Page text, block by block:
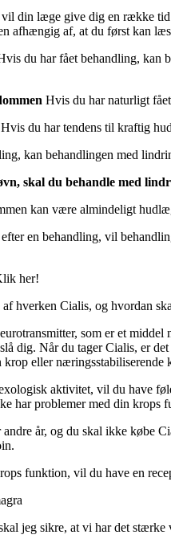
din læge give dig en række
afhængig af, at du først kan
du har fået behandling, kan
Hvis du har naturligt
Hvis du har tendens til kraftig
kan behandlingen med
skal du behandle med
kan være almindeligt
en behandling, vil
her!
hverken Cialis, og hvordan
som er et
dig. Når du tager Cialis, er
eller næringsstabiliserende
aktivitet, vil du have
har problemer med din
år, og du skal ikke købe
funktion, vil du have en
jeg sikre, at vi har det